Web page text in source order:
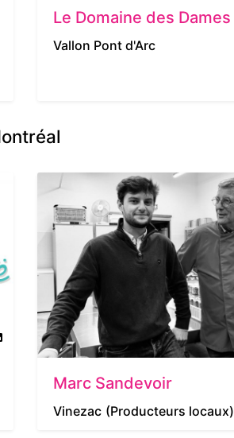
Le Domaine des Dames
Vallon Pont d'Arc
Marc Sandevoir
Vinezac (Producteurs locaux)